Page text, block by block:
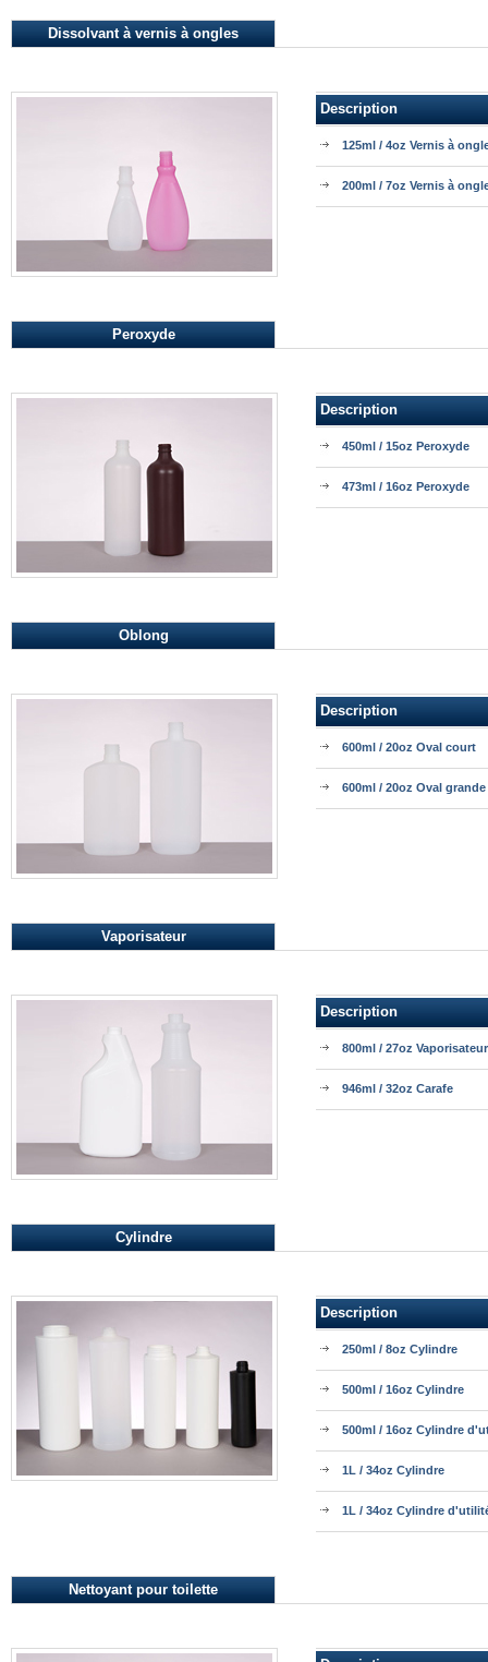
Dissolvant à vernis à ongles
Description
125ml / 4oz Vernis à
200ml / 7oz Vernis à
Peroxyde
Description
450ml / 15oz Peroxyde
473ml / 16oz Peroxyde
Oblong
Description
600ml / 20oz Oval court
600ml / 20oz Oval grande
Vaporisateur
Description
800ml / 27oz Vaporisateur
946ml / 32oz Carafe
Cylindre
Description
250ml / 8oz Cylindre
500ml / 16oz Cylindre
500ml / 16oz Cylindre
1L / 34oz Cylindre
1L / 34oz Cylindre
Nettoyant pour toilette